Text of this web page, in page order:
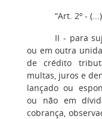
“Art. 2º - (...)
II - para
ou em outra
de crédito
multas, juros e
lançado ou
ou não em
cobrança,